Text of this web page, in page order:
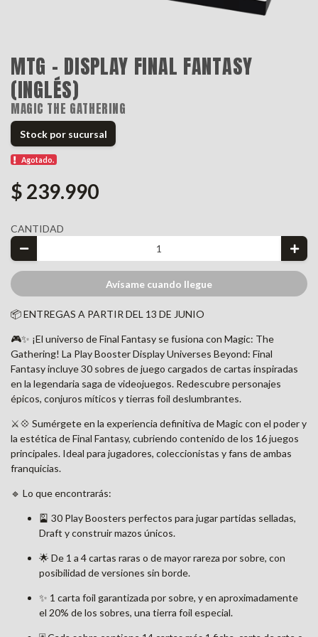
MTG - DISPLAY FINAL FANTASY
(INGLÉS)
MAGIC THE GATHERING
Stock por sucursal
Agotado.
$ 239.990
CANTIDAD
Avísame cuando llegue
📦 ENTREGAS A PARTIR DEL 13 DE JUNIO
🎮✨ ¡El universo de Final Fantasy se fusiona con Magic: The
Gathering! La Play Booster Display Universes Beyond: Final
Fantasy incluye 30 sobres de juego cargados de cartas inspiradas
en la legendaria saga de videojuegos. Redescubre personajes
épicos, conjuros míticos y tierras foil deslumbrantes.
⚔️💠 Sumérgete en la experiencia definitiva de Magic con el poder y
la estética de Final Fantasy, cubriendo contenido de los 16 juegos
principales. Ideal para jugadores, coleccionistas y fans de ambas
franquicias.
🔹 Lo que encontrarás:
🎴 30 Play Boosters perfectos para jugar partidas selladas,
Draft y construir mazos únicos.
🌟 De 1 a 4 cartas raras o de mayor rareza por sobre, con
posibilidad de versiones sin borde.
✨ 1 carta foil garantizada por sobre, y en aproximadamente
el 20% de los sobres, una tierra foil especial.